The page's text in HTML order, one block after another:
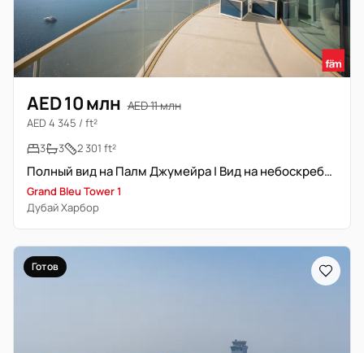
AED 10 млн AED 11 млн
AED 4 345 / ft²
3
3 2 301 ft²
Полный вид на Палм Джумейра | Вид на небоскребы | Приватный пляж
Grand Bleu Tower 1
Дубай Харбор
Готов